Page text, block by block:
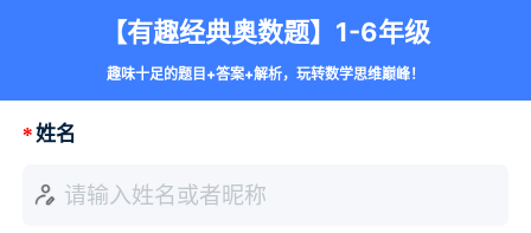
【有趣经典奥数题】1-6年级
趣味十足的题目+答案+解析，玩转数学思维巅峰！
*姓名
请输入姓名或者昵称